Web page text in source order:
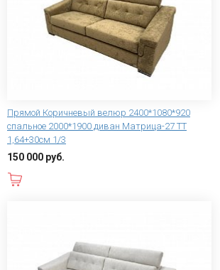
Прямой Коричневый велюр 2400*1080*920
спальное 2000*1900 диван Матрица-27 ТТ
1,64+30см 1/3
150 000 руб.